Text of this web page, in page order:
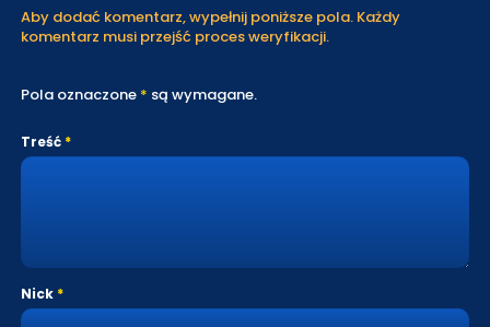
Aby dodać komentarz, wypełnij poniższe pola. Każdy
komentarz musi przejść proces weryfikacji.
Pola oznaczone * są wymagane.
Treść
Nick